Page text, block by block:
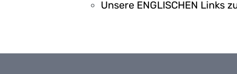
Unsere ENGLISCHEN Links